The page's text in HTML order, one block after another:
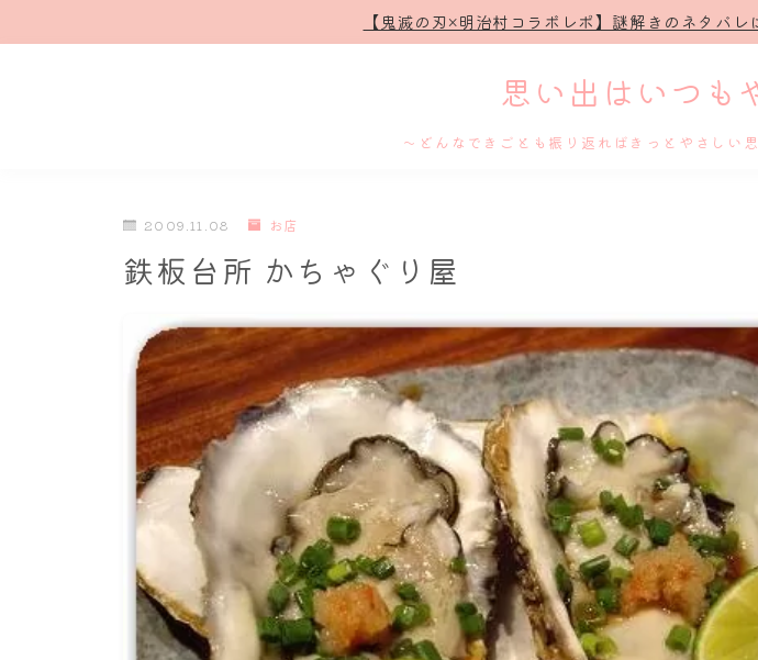
【鬼滅の刃×明治村コラボレポ】謎解きのネタバ
思い出はいつも
～どんなできごとも振り返ればきっとやさし
謎解き
ホテル滞在記
舞台・ライブ
名古屋
ナナちゃん人形
2009.11.08 お店
鉄板台所 かちゃぐり屋